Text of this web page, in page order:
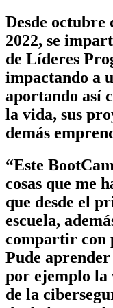
Desde octubre
2022, se
de Líderes
impactando a
aportando así
la vida, sus
demás
“Este
cosas que me
que desde el
escuela,
compartir con
Pude aprender
por ejemplo la
de la